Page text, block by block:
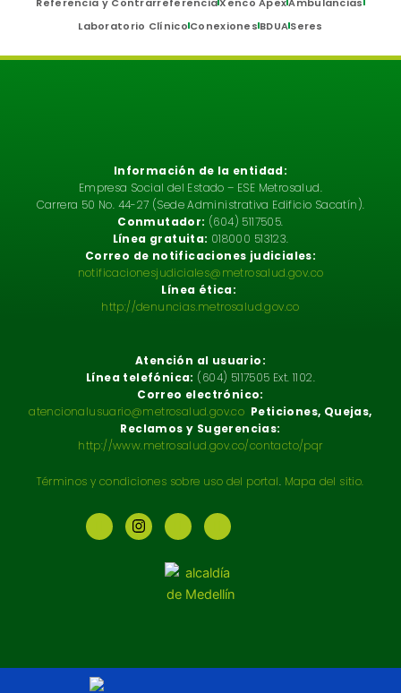
Laboratorio Clínico Conexiones BDUASeres
Información de la entidad:
Empresa Social del Estado – ESE Metrosalud.
Carrera 50 No. 44-27 (Sede Administrativa Edificio Sacatín).
Conmutador: (604) 5117505.
Línea gratuita: 018000 513123.
Correo de notificaciones judiciales:
notificacionesjudiciales@metrosalud.gov.co
Línea ética:
http://denuncias.metrosalud.gov.co
Atención al usuario:
Línea telefónica: (604) 5117505 Ext. 1102.
Correo electrónico:
atencionalusuario@metrosalud.gov.co Peticiones, Quejas,
Reclamos y Sugerencias:
http://www.metrosalud.gov.co/contacto/pqr
Términos y condiciones sobre uso del portal. Mapa del sitio.